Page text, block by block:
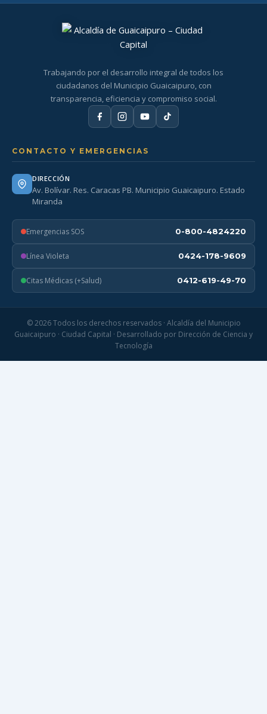
Trabajando por el desarrollo integral de todos los
ciudadanos del Municipio Guaicaipuro, con
transparencia, eficiencia y compromiso social.
CONTACTO Y EMERGENCIAS
DIRECCIÓN
Av. Bolívar. Res. Caracas PB. Municipio Guaicaipuro. Estado
Miranda
Emergencias SOS 0-800-4824220
Línea Violeta 0424-178-9609
Citas Médicas (+Salud) 0412-619-49-70
© 2026 Todos los derechos reservados · Alcaldía del Municipio
Guaicaipuro · Ciudad Capital · Desarrollado por Dirección de Ciencia y
Tecnología